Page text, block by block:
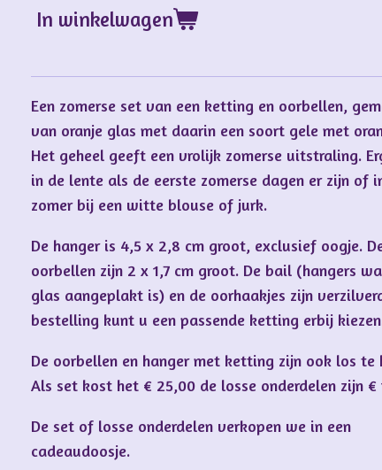
In winkelwagen
Een zomerse set van een ketting en oorbellen,
van oranje glas met daarin een soort gele met
Het geheel geeft een vrolijk zomerse uitstraling.
in de lente als de eerste zomerse dagen er zijn of
zomer bij een witte blouse of jurk.
De hanger is 4,5 x 2,8 cm groot, exclusief oogje.
oorbellen zijn 2 x 1,7 cm groot. De bail (hangers
glas aangeplakt is) en de oorhaakjes zijn
bestelling kunt u een passende ketting erbij
De oorbellen en hanger met ketting zijn ook los te
Als set kost het € 25,00 de losse onderdelen zijn €
De set of losse onderdelen verkopen we in een
cadeaudoosje.